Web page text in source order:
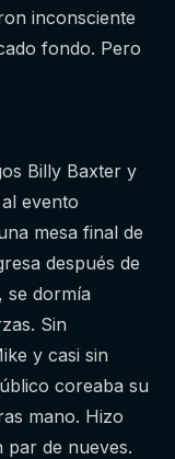
inconsciente
fondo. Pero
Billy Baxter y
evento
mesa final de
después de
se dormía
Sin
y casi sin
coreaba su
mano. Hizo
de nueves.